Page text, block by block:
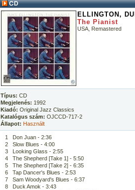
ELLINGTON,
The Pianist
USA, Remastered
Típus: CD
Megjelenés: 1992
Kiadó: Original Jazz Classics
Katalógus szám: OJCCD-717-2
Állapot: Használt
1
Don Juan - 2:36
2
Slow Blues - 4:00
3
Looking Glass - 2:55
4
The Shepherd [Take 1] - 5:50
5
The Shepherd [Take 2] - 6:35
6
Tap Dancer's Blues - 2:53
7
Sam Woodyard's Blues - 6:37
8
Duck Amok - 3:43